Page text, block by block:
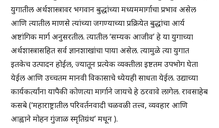
युगातील अर्थशास्त्रावर भगवान बुद्धांच्या मध्यममार्गाचा प्रभाव असेल
आणि त्यातील माणसे त्यांच्या जगण्याच्या प्रक्रियेत बुद्धांचा आर्य
अष्टांगिक मार्ग अनुसरतील. त्यातील ‘सम्यक आजीव’ हे या युगाच्या
अर्थशास्त्रासहित सर्व ज्ञानशाखांचा पाया असेल. त्यामुळे त्या युगात
इतकेच उत्पादन होईल, ज्यातून प्रत्येक व्यक्तीला इष्टतम उपभोग घेता
येईल आणि उच्चतम मानवी विकासाचे ध्येयही साधता येईल. उद्याच्या
कार्यकर्त्यांना यापैकी कोणत्या मार्गाने जायचे हे ठरवावे लागेल. रावसाहेब
कसबे (‘महाराष्ट्रातील परिवर्तनवादी चळवळी तत्त्व, व्यवहार आणि
आह्वाने मोहन गुंजाळ स्मृतिग्रंथ’ मधून ).